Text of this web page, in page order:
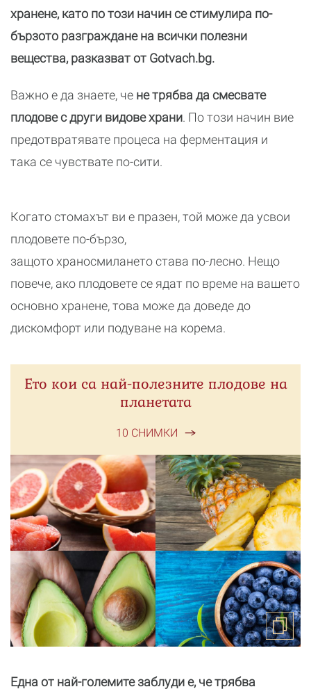
хранене, като по този начин се стимулира по-
бързото разграждане на всички полезни
вещества, разказват от Gotvach.bg.
Важно е да знаете, че не трябва да смесвате
плодове с други видове храни. По този начин вие
предотвратявате процеса на ферментация и
така се чувствате по-сити.
Когато стомахът ви е празен, той може да усвои
плодовете по-бързо,
защото храносмилането става по-лесно. Нещо
повече, ако плодовете се ядат по време на вашето
основно хранене, това може да доведе до
дискомфорт или подуване на корема.
Ето кои са най-полезните плодове на
планетата
10 СНИМКИ
Една от най-големите заблуди е, че трябва